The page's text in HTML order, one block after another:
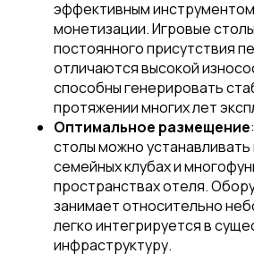
эффективным
монетизации. Игровые
постоянного присутствия
отличаются высокой
способны генерировать
протяжении многих лет
Оптимальное размещение
столы можно устанавливать
семейных клубах и
пространствах отеля.
занимает относительно
легко интегрируется в
инфраструктуру.